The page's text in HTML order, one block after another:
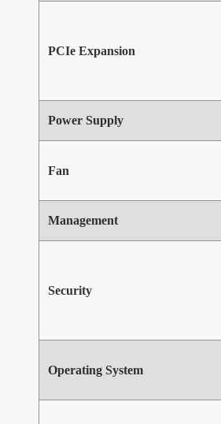
PCIe Expansion
Power Supply
Fan
Management
Security
Operating System